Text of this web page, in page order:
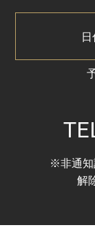
※ベビーベッド
「ReFa
現。 美しい立
※非通知
解